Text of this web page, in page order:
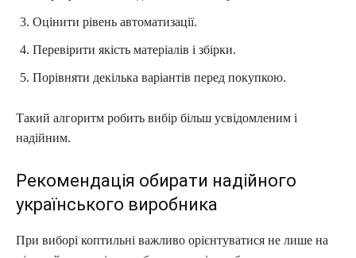
Оцінити рівень автоматизації.
Перевірити якість матеріалів і збірки.
Порівняти декілька варіантів перед покупкою.
Такий алгоритм робить вибір більш усвідомленим і
надійним.
Рекомендація обирати надійного
українського виробника
При виборі коптильні важливо орієнтуватися не лише на